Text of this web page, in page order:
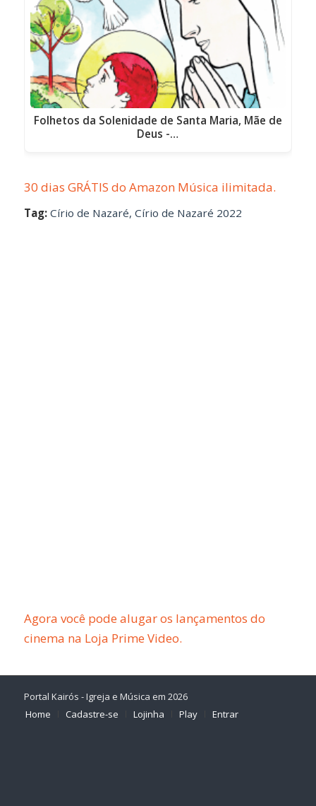
Folhetos da Solenidade de Santa Maria, Mãe de
Deus -…
30 dias GRÁTIS do Amazon Música ilimitada.
Tag: Círio de Nazaré, Círio de Nazaré 2022
Agora você pode alugar os lançamentos do
cinema na Loja Prime Video.
Portal Kairós - Igreja e Música em 2026
Home
Cadastre-se Lojinha Play Entrar